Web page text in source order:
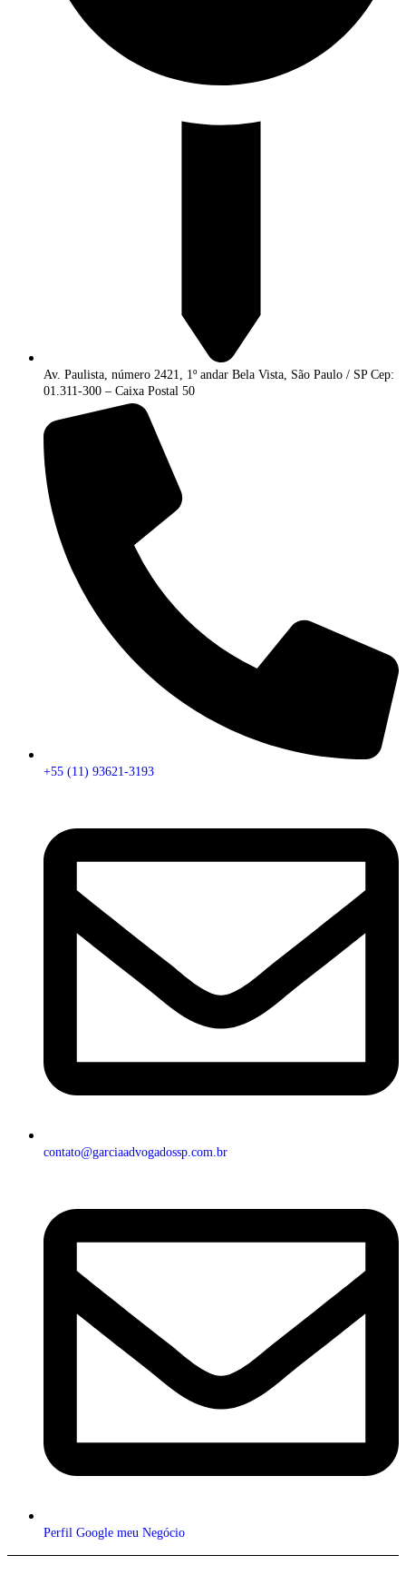
Av. Paulista, número 2421, 1º andar Bela Vista, São Paulo / SP Cep:
01.311-300 – Caixa Postal 50
+55 (11) 93621-3193
contato@garciaadvogadossp.com.br
Perfil Google meu Negócio